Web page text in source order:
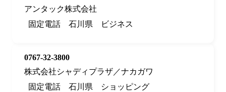
アンタック株式会社
固定電話
石川県 ビジネス
0767-32-3800
株式会社シャディプラザ／ナカガワ
固定電話
石川県 ショッピング